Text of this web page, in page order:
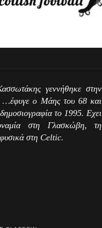
γεννήθηκε στην
…έφυγε ο Μάης του 68 και
το 1995. Εχει
στη Γλασκώβη, τη
στη Celtic.